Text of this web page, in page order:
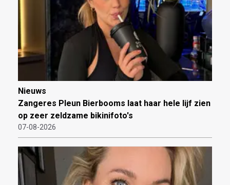
Nieuws
Zangeres Pleun Bierbooms laat haar hele lijf zien
op zeer zeldzame bikinifoto's
07-08-2026